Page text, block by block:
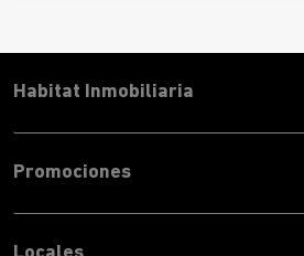
Promociones
Habitat Inmobiliaria